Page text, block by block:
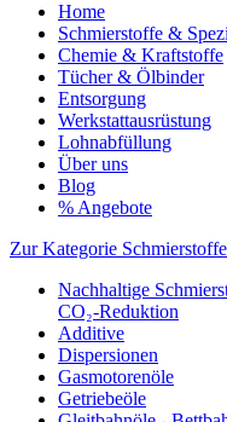
Home
Schmierstoffe &
Chemie & Kraftstoffe
Tücher & Ölbinder
Entsorgung
Werkstattausrüstung
Lohnabfüllung
Über uns
Blog
% Angebote
Zur Kategorie
Nachhaltige
CO₂-Reduktion
Additive
Dispersionen
Gasmotorenöle
Getriebeöle